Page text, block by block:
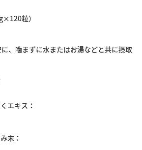
粒）
、噛まずに水またはお湯などと共に摂取
エキス
末